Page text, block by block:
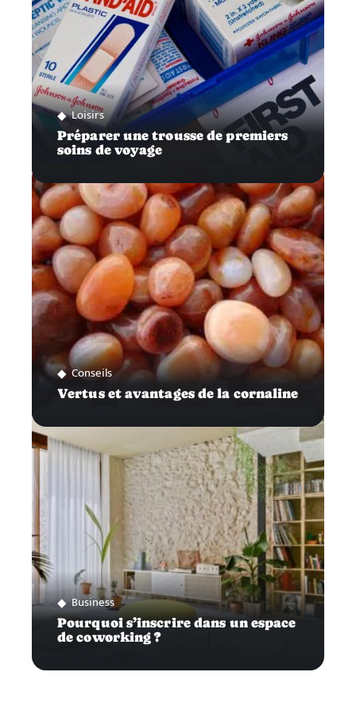
Loisirs
Préparer une trousse de premiers
soins de voyage
Conseils
Vertus et avantages de la cornaline
Business
Pourquoi s’inscrire dans un espace
de coworking ?